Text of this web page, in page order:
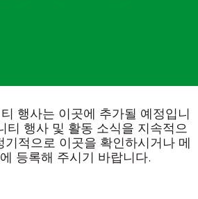
행사는 이곳에 추가될 예정입니
티 행사 및 활동 소식을 지속적으
적으로 이곳을 확인하시거나 메
등록해 주시기 바랍니다.